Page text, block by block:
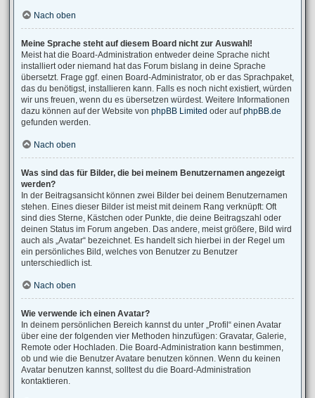
Nach oben
Meine Sprache steht auf diesem Board nicht zur Auswahl!
Meist hat die Board-Administration entweder deine Sprache nicht
installiert oder niemand hat das Forum bislang in deine Sprache
übersetzt. Frage ggf. einen Board-Administrator, ob er das Sprachpaket,
das du benötigst, installieren kann. Falls es noch nicht existiert, würden
wir uns freuen, wenn du es übersetzen würdest. Weitere Informationen
dazu können auf der Website von phpBB Limited oder aufphpBB.de
gefunden werden.
Nach oben
Was sind das für Bilder, die bei meinem Benutzernamen angezeigt
werden?
In der Beitragsansicht können zwei Bilder bei deinem Benutzernamen
stehen. Eines dieser Bilder ist meist mit deinem Rang verknüpft: Oft
sind dies Sterne, Kästchen oder Punkte, die deine Beitragszahl oder
deinen Status im Forum angeben. Das andere, meist größere, Bild wird
auch als „Avatar“ bezeichnet. Es handelt sich hierbei in der Regel um
ein persönliches Bild, welches von Benutzer zu Benutzer
unterschiedlich ist.
Nach oben
Wie verwende ich einen Avatar?
In deinem persönlichen Bereich kannst du unter „Profil“ einen Avatar
über eine der folgenden vier Methoden hinzufügen: Gravatar, Galerie,
Remote oder Hochladen. Die Board-Administration kann bestimmen,
ob und wie die Benutzer Avatare benutzen können. Wenn du keinen
Avatar benutzen kannst, solltest du die Board-Administration
kontaktieren.